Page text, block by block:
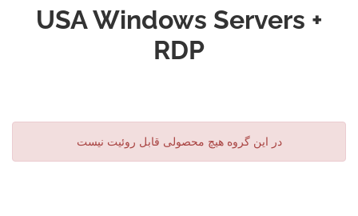
USA Windows Servers +
RDP
در این گروه هیچ محصولی قابل روئیت نیست